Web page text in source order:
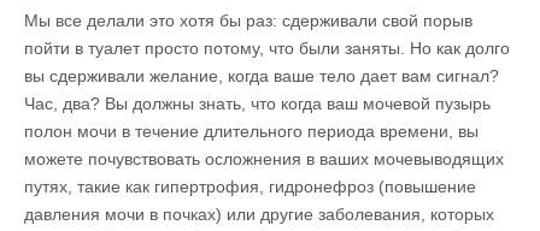
Мы все делали это хотя бы раз: сдерживали свой порыв
пойти в туалет просто потому, что были заняты. Но как долго
вы сдерживали желание, когда ваше тело дает вам сигнал?
Час, два? Вы должны знать, что когда ваш мочевой пузырь
полон мочи в течение длительного периода времени, вы
можете почувствовать осложнения в ваших мочевыводящих
путях, такие как гипертрофия, гидронефроз (повышение
давления мочи в почках) или другие заболевания, которых